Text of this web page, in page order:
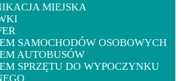
MIEJSKA
SAMOCHODÓW OSOBOWYCH
AUTOBUSÓW
SPRZĘTU DO WYPOCZYNKU